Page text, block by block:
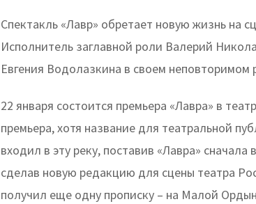
Спектакль «Лавр» обретает новую жизнь на
Исполнитель заглавной роли Валерий
Евгения Водолазкина в своем неповторимом
22 января состоится премьера «Лавра» в
премьера, хотя название для театральной
входил в эту реку, поставив «Лавра»
сделав новую редакцию для сцены театра
получил еще одну прописку – на Малой